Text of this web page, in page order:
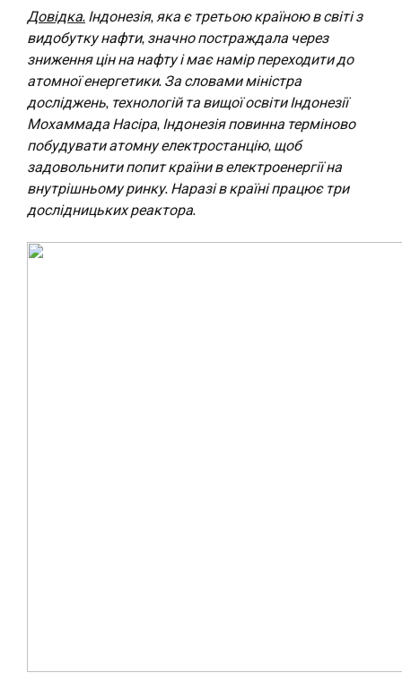
Довідка. Індонезія, яка є третьою країною в світі з
видобутку нафти, значно постраждала через
зниження цін на нафту і має намір переходити до
атомної енергетики. За словами міністра
досліджень, технологій та вищої освіти Індонезії
Мохаммада Насіра, Індонезія повинна терміново
побудувати атомну електростанцію, щоб
задовольнити попит країни в електроенергії на
внутрішньому ринку. Наразі в країні працює три
дослідницьких реактора.